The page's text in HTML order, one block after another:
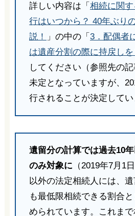
詳しい内容は「 相続に関
行はいつから？ 40年ぶり
説！
」の中の「 3．配偶者
は遺産分割の際に持戻し
してください（参照先の
未定となっていますが、
行されることが決定してい
遺留分の計算では過去10
のみ対象に （2019年7月1
以外の法定相続人には、
も最低限相続できる割合と
められています。これま